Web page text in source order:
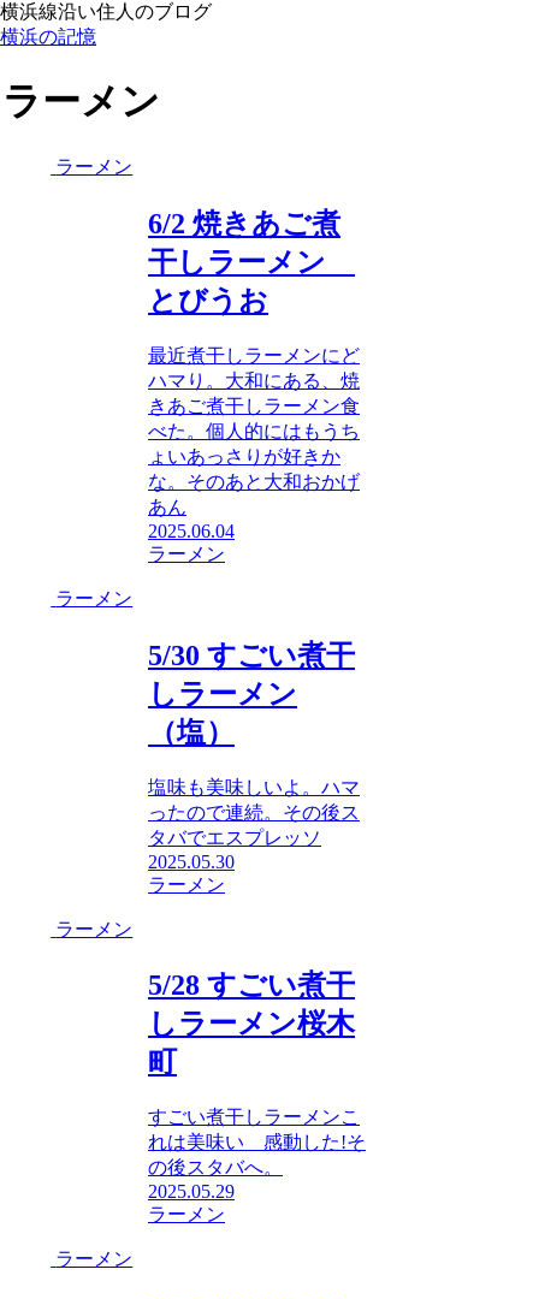
横浜線沿い住人のブログ
横浜の記憶
ラーメン
ラーメン
6/2 焼きあご煮
干しラーメン
とびうお
最近煮干しラーメンにど
ハマり。大和にある、焼
きあご煮干しラーメン食
べた。個人的にはもうち
ょいあっさりが好きか
な。そのあと大和おかげ
あん
2025.06.04
ラーメン
ラーメン
5/30 すごい煮干
しラーメン
（塩）
塩味も美味しいよ。ハマ
ったので連続。その後ス
タバでエスプレッソ
2025.05.30
ラーメン
ラーメン
5/28 すごい煮干
しラーメン桜木
町
すごい煮干しラーメンこ
れは美味い 感動した!そ
の後スタバへ。
2025.05.29
ラーメン
ラーメン